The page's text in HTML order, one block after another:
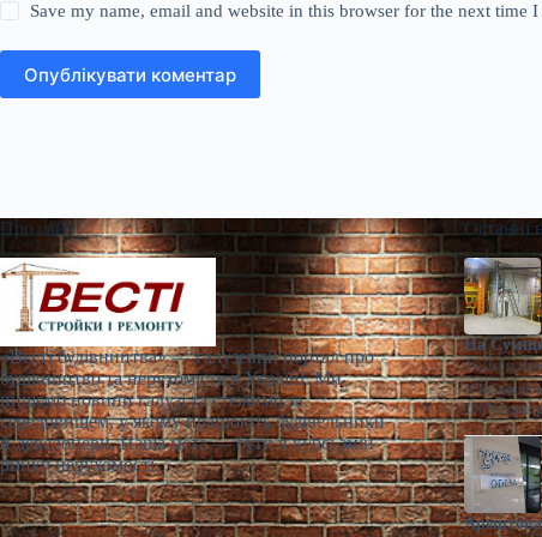
Save my name, email and website in this browser for the next time
Опублікувати коментар
Про сайт
«Весті будівництва» — галузевий портал про
будівництво та нерухомість в Україні. Ми
пишемо новини галузі та стежимо за
середовищем, у якому працюють будівельники
й девелопери. Наша мета — бути в курсі змін
ринку нерухомості.
Останні
На
Діана
У Конотопі
100%